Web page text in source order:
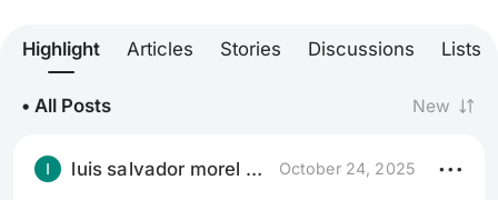
Highlight Articles Stories Discussions Lists
• All Posts New
luis salvador morel chal October 24, 2025